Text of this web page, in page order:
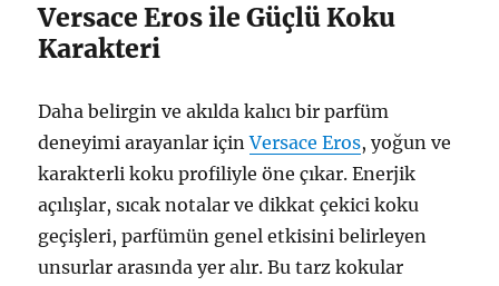
Versace Eros ile Güçlü Koku
Karakteri
Daha belirgin ve akılda kalıcı bir parfüm
deneyimi arayanlar içinVersace Eros, yoğun ve
karakterli koku profiliyle öne çıkar. Enerjik
açılışlar, sıcak notalar ve dikkat çekici koku
geçişleri, parfümün genel etkisini belirleyen
unsurlar arasında yer alır. Bu tarz kokular